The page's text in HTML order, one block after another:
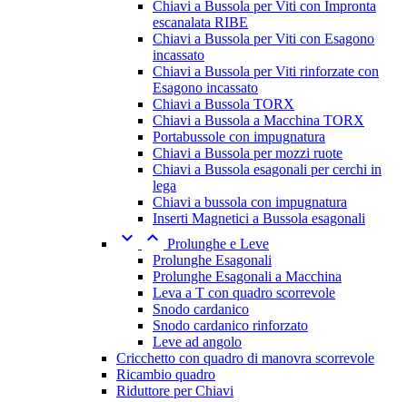
Chiavi a Bussola per Viti con Impronta
escanalata RIBE
Chiavi a Bussola per Viti con Esagono
incassato
Chiavi a Bussola per Viti rinforzate con
Esagono incassato
Chiavi a Bussola TORX
Chiavi a Bussola a Macchina TORX
Portabussole con impugnatura
Chiavi a Bussola per mozzi ruote
Chiavi a Bussola esagonali per cerchi in
lega
Chiavi a bussola con impugnatura
Inserti Magnetici a Bussola esagonali
  Prolunghe e Leve
Prolunghe Esagonali
Prolunghe Esagonali a Macchina
Leva a T con quadro scorrevole
Snodo cardanico
Snodo cardanico rinforzato
Leve ad angolo
Cricchetto con quadro di manovra scorrevole
Ricambio quadro
Riduttore per Chiavi